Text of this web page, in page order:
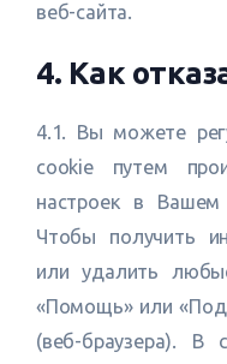
веб-сайта.
4. Как
4.1. Вы можете
cookie путем
настроек в Вашем
Чтобы получить
или удалить
«Помощь» или
(веб-браузера). В